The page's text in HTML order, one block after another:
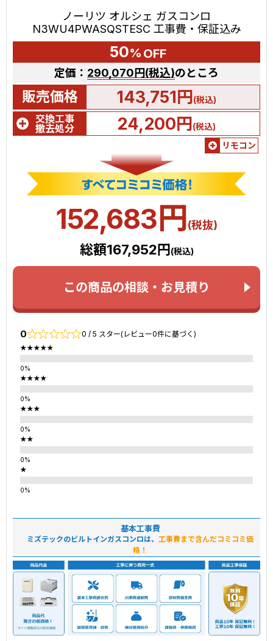
ノーリツ オルシェ ガスコンロ
N3WU4PWASQSTESC 工事費・保証込み
50% OFF
定価： 290,070円(税込)のところ
販売価格 143,751円(税込)
交換工事
撤去処分
24,200円(税込)
リモコン
152,683円(税抜)
総額167,952円(税込)
この商品の相談・お見積り
0 0 / 5 スター(レビュー0件に基づく)
★★★★★
★★★★
★★★
★★
★
基本工事費
ミズテックのビルトインガスコンロは、 工事費まで含んだコミコミ価
格！